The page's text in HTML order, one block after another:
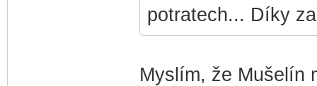
potratech... Díky
Myslím, že Mušelín